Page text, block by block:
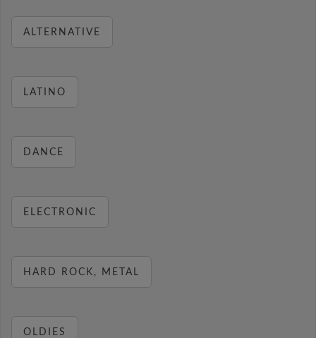
ALTERNATIVE
LATINO
DANCE
ELECTRONIC
HARD ROCK, METAL
OLDIES